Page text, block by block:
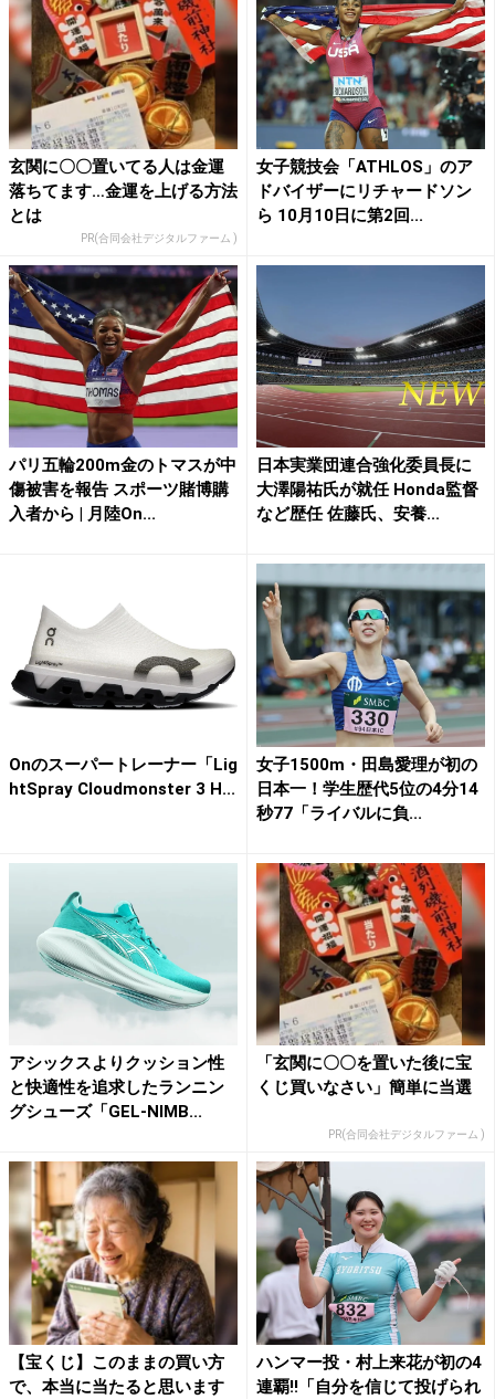
玄関に〇〇置いてる人は金運
落ちてます…金運を上げる方法
とは
PR(合同会社デジタルファーム )
女子競技会「ATHLOS」のア
ドバイザーにリチャードソン
ら 10月10日に第2回...
パリ五輪200m金のトマスが中
傷被害を報告 スポーツ賭博購
入者から | 月陸On...
日本実業団連合強化委員長に
大澤陽祐氏が就任 Honda監督
など歴任 佐藤氏、安養...
Onのスーパートレーナー「Lig
htSpray Cloudmonster 3 H...
女子1500m・田島愛理が初の
日本一！学生歴代5位の4分14
秒77「ライバルに負...
アシックスよりクッション性
と快適性を追求したランニン
グシューズ「GEL-NIMB...
「玄関に〇〇を置いた後に宝
くじ買いなさい」簡単に当選
PR(合同会社デジタルファーム )
【宝くじ】このままの買い方
で、本当に当たると思います
ハンマー投・村上来花が初の4
連覇!!「自分を信じて投げられ